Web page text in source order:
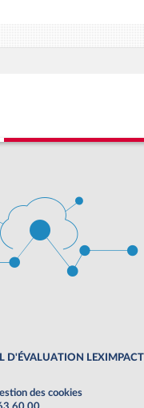
D'ÉVALUATION LEXIMPACT
des cookies